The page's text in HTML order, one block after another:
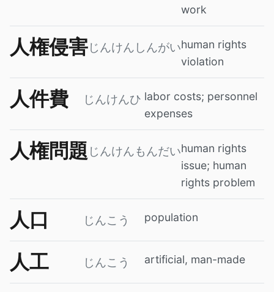
work
人権侵害じんけんしんがいhuman rights
violation
人件費 じんけんひ labor costs; personnel
expenses
人権問題 じんけんもんだいhuman rights
issue; human
rights problem
人口 じんこう population
人工 じんこう artificial, man-made